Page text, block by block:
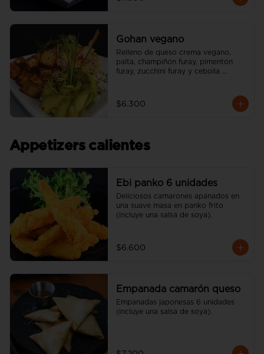
Gohan vegano
Relleno de queso crema vegano,
palta, champiñón furay, pimentón
furay, zucchini furay y cebolla
$6.300
Appetizers calientes
Ebi panko 6 unidades
Deliciosos camarones apanados en
una suave masa en panko frito
(incluye una salsa de soya).
$6.600
Empanada camarón queso
Empanadas japonesas 6 unidades
(incluye una salsa de soya).